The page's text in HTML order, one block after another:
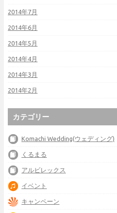
2014年7月
2014年6月
2014年5月
2014年4月
2014年3月
2014年2月
カテゴリー
Komachi Wedding(ウェディング)
くるまる
アルビレックス
イベント
キャンペーン